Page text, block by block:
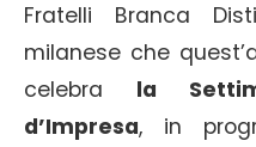
Fratelli Branca
milanese che
celebra la
d’Impresa, in